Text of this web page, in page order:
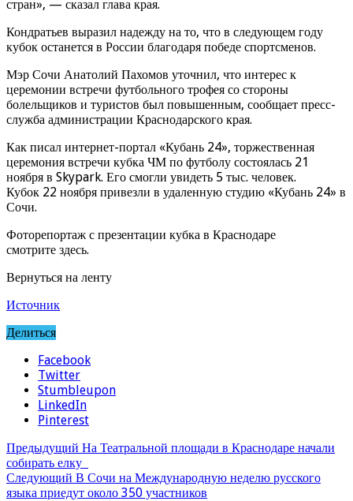
стран», — сказал глава края.
Кондратьев выразил надежду на то, что в следующем году
кубок останется в России благодаря победе спортсменов.
Мэр Сочи Анатолий Пахомов уточнил, что интерес к
церемонии встречи футбольного трофея со стороны
болельщиков и туристов был повышенным, сообщает пресс-
служба администрации Краснодарского края.
Как писал интернет-портал «Кубань 24», торжественная
церемония встречи кубка ЧМ по футболу состоялась 21
ноября в Skypark. Его смогли увидеть 5 тыс. человек.
Кубок 22 ноября привезли в удаленную студию «Кубань 24» в
Сочи.
Фоторепортаж с презентации кубка в Краснодаре
смотрите здесь.
Вернуться на ленту
Источник
Делиться
Facebook
Twitter
Stumbleupon
LinkedIn
Pinterest
Предыдущий На Театральной площади в Краснодаре начали
собирать елку
Следующий В Сочи на Международную неделю русского
языка приедут около 350 участников